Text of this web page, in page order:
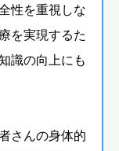
性を重視しな
を実現するた
識の向上にも
さんの身体的